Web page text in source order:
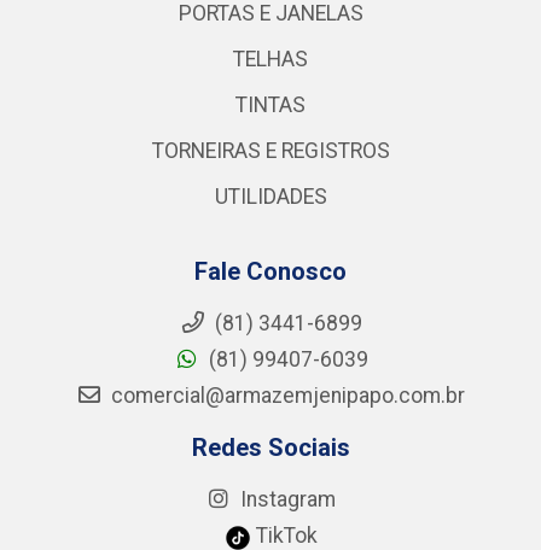
PORTAS E JANELAS
TELHAS
TINTAS
TORNEIRAS E REGISTROS
UTILIDADES
Fale Conosco
(81) 3441-6899
(81) 99407-6039
comercial@armazemjenipapo.com.br
Redes Sociais
Instagram
TikTok